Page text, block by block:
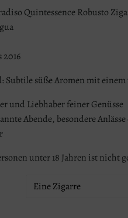
Quintessence Robusto
2016
Subtile süße Aromen mit
und Liebhaber feiner Genüsse
Abende, besondere
unter 18 Jahren ist nicht